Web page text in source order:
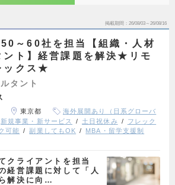
掲載期間 26/08/03～26/08/16
～60社を担当【組織・人材
ント】経営課題を解決★リモ
ックス★
タント
東京都
海外展開あり（日系グローバ
新規事業・新サービス 土日祝休み
フレック
可能 副業してもOK
MBA・留学支援制
クライアントを担当
経営課題に対して「人
解決に向…